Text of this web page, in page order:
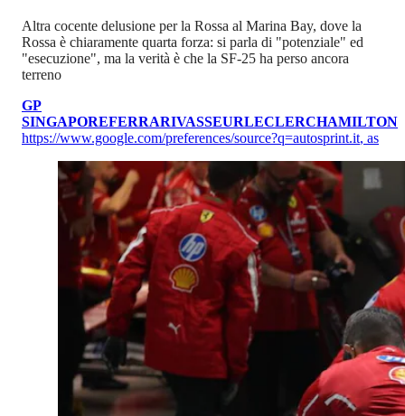
Altra cocente delusione per la Rossa al Marina Bay, dove la
Rossa è chiaramente quarta forza: si parla di "potenziale" ed
"esecuzione", ma la verità è che la SF-25 ha perso ancora
terreno
GP
SINGAPOREFERRARIVASSEURLECLERCHAMILTON
https://www.google.com/preferences/source?q=autosprint.it, as